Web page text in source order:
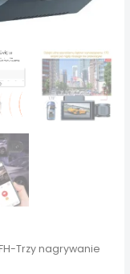
Trzy nagrywanie